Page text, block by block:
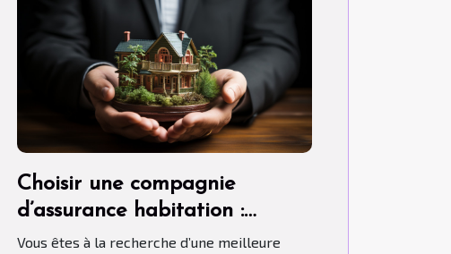
Choisir une compagnie
d’assurance habitation :
comment s’y prendre ?
Vous êtes à la recherche d’une meilleure